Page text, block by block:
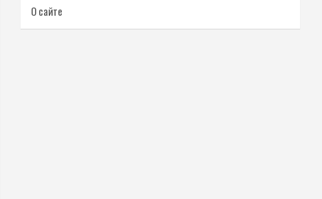
О сайте